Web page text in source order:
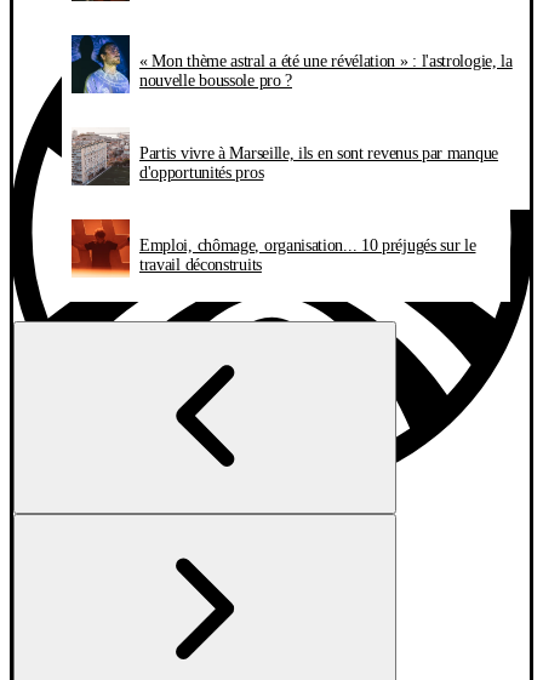
« Mon thème astral a été une révélation » : l'astrologie, la
nouvelle boussole pro ?
Partis vivre à Marseille, ils en sont revenus par manque
d'opportunités pros
Emploi, chômage, organisation... 10 préjugés sur le
travail déconstruits
Explorer les entreprises
Jobs par type d'entreprise
AI Candidate Coach